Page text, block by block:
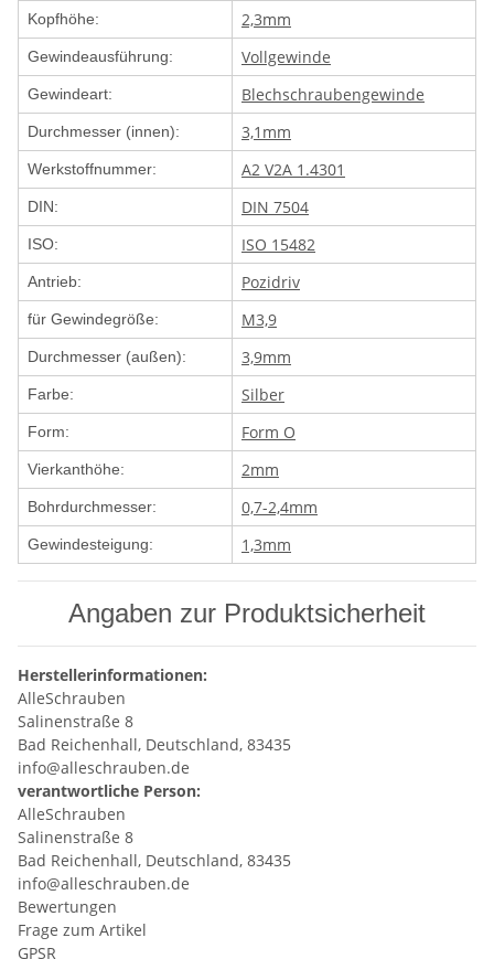
Kopfhöhe: 2,3mm
Gewindeausführung: Vollgewinde
Gewindeart: Blechschraubengewinde
Durchmesser (innen): 3,1mm
Werkstoffnummer: A2 V2A 1.4301
DIN: DIN 7504
ISO: ISO 15482
Antrieb: Pozidriv
für Gewindegröße: M3,9
Durchmesser (außen): 3,9mm
Farbe: Silber
Form: Form O
Vierkanthöhe: 2mm
Bohrdurchmesser: 0,7-2,4mm
Gewindesteigung: 1,3mm
Angaben zur Produktsicherheit
Herstellerinformationen:
AlleSchrauben
Salinenstraße 8
Bad Reichenhall, Deutschland, 83435
info@alleschrauben.de
verantwortliche Person:
AlleSchrauben
Salinenstraße 8
Bad Reichenhall, Deutschland, 83435
info@alleschrauben.de
Bewertungen
Frage zum Artikel
GPSR